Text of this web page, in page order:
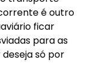
é outro
ficar
para as
só por